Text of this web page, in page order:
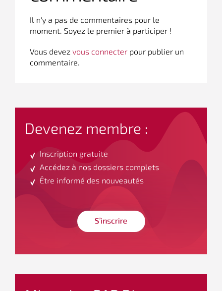
Il n'y a pas de commentaires pour le
moment. Soyez le premier à participer !
Vous devez vous connecter pour publier un
commentaire.
Devenez membre :
Inscription gratuite
Accédez à nos dossiers complets
Être informé des nouveautés
S’inscrire